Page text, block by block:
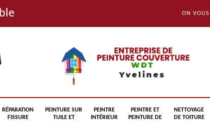
ON VOUS
RÉPARATION
FISSURE
PEINTURE SUR
TUILE ET
PEINTRE
INTÉRIEUR
PEINTRE ET
PEINTURE DE
NETTOYAGE
DE TOITURE